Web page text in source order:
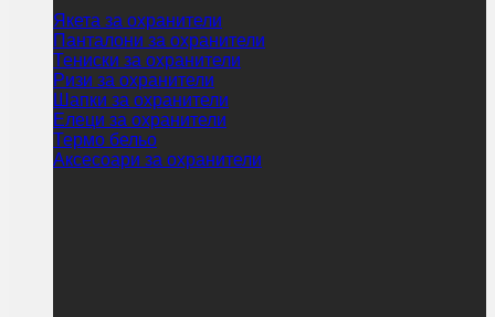
Якета за охранители
Панталони за охранители
Тениски за охранители
Ризи за охранители
Шапки за охранители
Елеци за охранители
Термо бельо
Аксесоари за охранители